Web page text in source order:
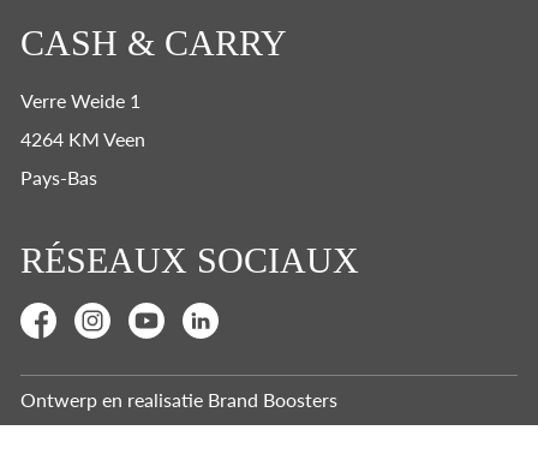
CASH & CARRY
Verre Weide 1
4264 KM Veen
Pays-Bas
RÉSEAUX SOCIAUX
Ontwerp en realisatie Brand Boosters